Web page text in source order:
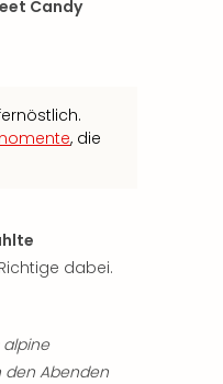
Candy
, die
dabei.
den Abenden